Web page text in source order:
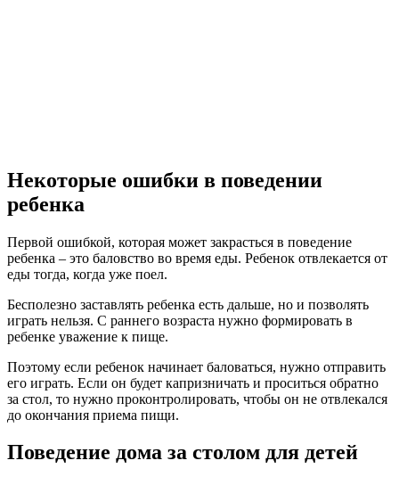
Некоторые ошибки в поведении
ребенка
Первой ошибкой, которая может закрасться в поведение
ребенка – это баловство во время еды. Ребенок отвлекается от
еды тогда, когда уже поел.
Бесполезно заставлять ребенка есть дальше, но и позволять
играть нельзя. С раннего возраста нужно формировать в
ребенке уважение к пище.
Поэтому если ребенок начинает баловаться, нужно отправить
его играть. Если он будет капризничать и проситься обратно
за стол, то нужно проконтролировать, чтобы он не отвлекался
до окончания приема пищи.
Поведение дома за столом для детей